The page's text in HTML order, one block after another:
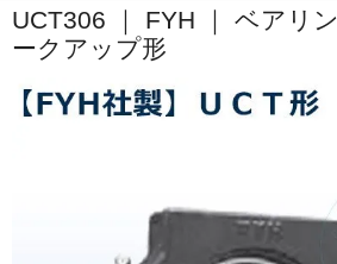
UCT306 ｜ FYH ｜ ベアリ
ークアップ形